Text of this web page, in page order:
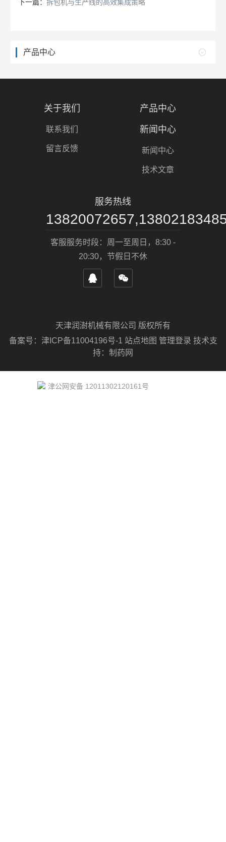
下一篇：拆包机与生产线的高效集成策略
产品中心
关于我们
联系我们
留言反馈
产品中心
新闻中心
新闻中心
技术文章
服务热线
客服服务时段：周一至周日，8:30 -
20:30，节假日不休
天津润澍机械有限公司 版权所有
备案号： 津ICP备11004196号-1 站点地图 管理登录 技术支
持： 制药网
津公网安备 12011302120161号